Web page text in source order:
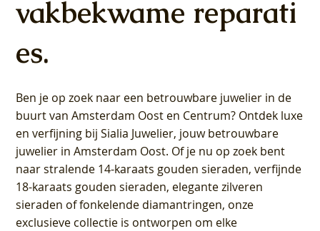
vakbekwame reparati
es.
Ben je op zoek naar een betrouwbare juwelier in de
buurt van Amsterdam Oost en Centrum? Ontdek luxe
en verfijning bij Sialia Juwelier, jouw betrouwbare
juwelier in Amsterdam Oost. Of je nu op zoek bent
naar stralende 14-karaats gouden sieraden, verfijnde
18-karaats gouden sieraden, elegante zilveren
sieraden of fonkelende diamantringen, onze
exclusieve collectie is ontworpen om elke